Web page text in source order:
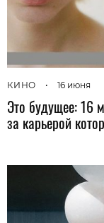
КИНО • 16 июня
Это будущее: 16
за карьерой